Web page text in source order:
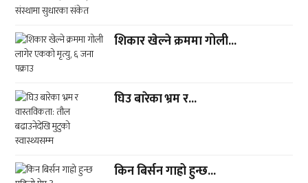
शिकार खेल्ने क्रममा गोली...
घिउ बारेका भ्रम र...
किन बिर्सन गाह्रो हुन्छ...